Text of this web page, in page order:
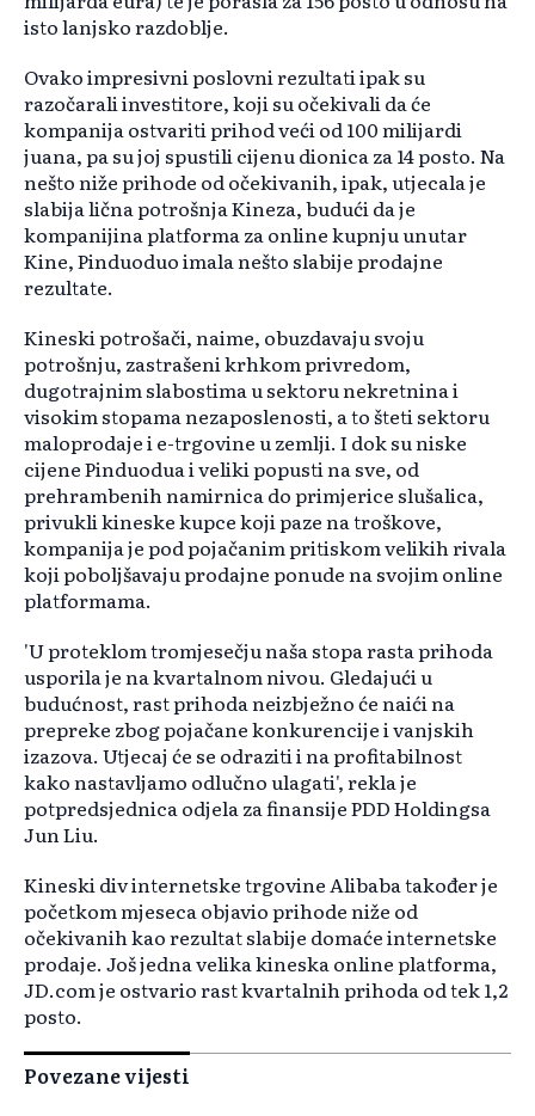
isto lanjsko razdoblje.
Ovako impresivni poslovni rezultati ipak su
razočarali investitore, koji su očekivali da će
kompanija ostvariti prihod veći od 100 milijardi
juana, pa su joj spustili cijenu dionica za 14 posto. Na
nešto niže prihode od očekivanih, ipak, utjecala je
slabija lična potrošnja Kineza, budući da je
kompanijina platforma za online kupnju unutar
Kine, Pinduoduo imala nešto slabije prodajne
rezultate.
Kineski potrošači, naime, obuzdavaju svoju
potrošnju, zastrašeni krhkom privredom,
dugotrajnim slabostima u sektoru nekretnina i
visokim stopama nezaposlenosti, a to šteti sektoru
maloprodaje i e-trgovine u zemlji. I dok su niske
cijene Pinduodua i veliki popusti na sve, od
prehrambenih namirnica do primjerice slušalica,
privukli kineske kupce koji paze na troškove,
kompanija je pod pojačanim pritiskom velikih rivala
koji poboljšavaju prodajne ponude na svojim online
platformama.
'U proteklom tromjesečju naša stopa rasta prihoda
usporila je na kvartalnom nivou. Gledajući u
budućnost, rast prihoda neizbježno će naići na
prepreke zbog pojačane konkurencije i vanjskih
izazova. Utjecaj će se odraziti i na profitabilnost
kako nastavljamo odlučno ulagati', rekla je
potpredsjednica odjela za finansije PDD Holdingsa
Jun Liu.
Kineski div internetske trgovine Alibaba također je
početkom mjeseca objavio prihode niže od
očekivanih kao rezultat slabije domaće internetske
prodaje. Još jedna velika kineska online platforma,
JD.com je ostvario rast kvartalnih prihoda od tek 1,2
posto.
Povezane vijesti